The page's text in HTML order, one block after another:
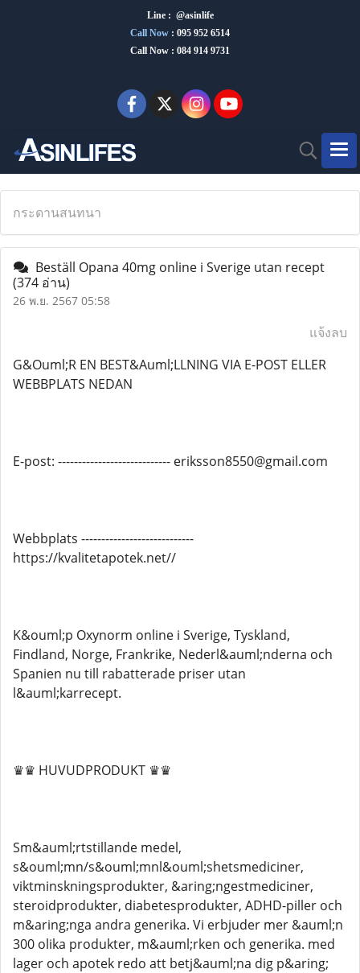
Line : @asinlife
Call Now : 095 952 6514
Call Now : 084 914 9731
กระดานสนทนา
Beställ Opana 40mg online i Sverige utan recept
(374 อ่าน)
26 พ.ย. 2567 05:58
แจ้งลบ
G&Ouml;R EN BEST&Auml;LLNING VIA E-POST ELLER
WEBBPLATS NEDAN
E-post: ---------------------------- eriksson8550@gmail.com
Webbplats ----------------------------
https://kvalitetapotek.net//
K&ouml;p Oxynorm online i Sverige, Tyskland,
Findland, Norge, Frankrike, Nederl&auml;nderna och
Spanien nu till rabatterade priser utan
l&auml;karrecept.
♛♛ HUVUDPRODUKT ♛♛
Sm&auml;rtstillande medel,
s&ouml;mn/s&ouml;mnl&ouml;shetsmediciner,
viktminskningsprodukter, &aring;ngestmediciner,
steroidprodukter, diabetesprodukter, ADHD-piller och
m&aring;nga andra generika. Vi erbjuder mer &auml;n
300 olika produkter, m&auml;rken och generika. med
lager och apotek redo att betj&auml;na dig p&aring;